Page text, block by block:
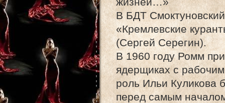
В БДТ
«Кремлевские
(Сергей Серегин).
В 1960 году Ромм
ядерщиках с
роль Ильи Куликова
перед самым